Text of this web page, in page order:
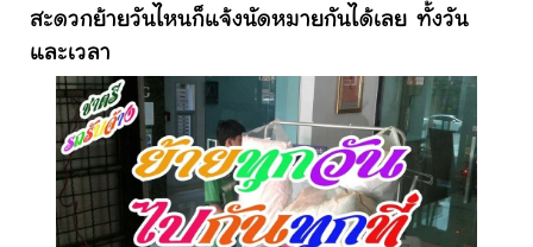
สะดวกย้ายวันไหนก็แจ้งนัดหมายกันได้เลย ทั้งวัน
และเวลา